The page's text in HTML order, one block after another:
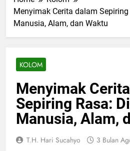
Menyimak Cerita dalam
Manusia, Alam, dan Waktu
KOLOM
Menyimak
Sepiring Rasa:
Manusia, Alam,
T.H. Hari Sucahyo 3 Bulan